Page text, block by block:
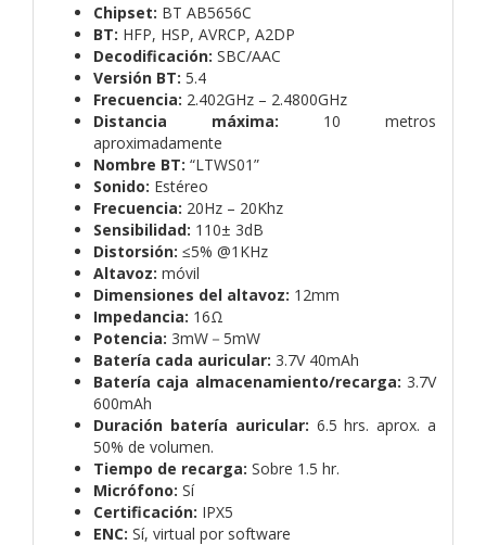
Chipset: BT AB5656C
BT: HFP, HSP, AVRCP, A2DP
Decodificación: SBC/AAC
Versión BT: 5.4
Frecuencia: 2.402GHz – 2.4800GHz
Distancia máxima:
10 metros
aproximadamente
Nombre BT: “LTWS01”
Sonido: Estéreo
Frecuencia: 20Hz – 20Khz
Sensibilidad: 110± 3dB
Distorsión: ≤5% @1KHz
Altavoz: móvil
Dimensiones del altavoz: 12mm
Impedancia: 16Ω
Potencia: 3mW－5mW
Batería cada auricular: 3.7V 40mAh
Batería caja almacenamiento/recarga: 3.7V
600mAh
Duración batería auricular: 6.5 hrs. aprox. a
50% de volumen.
Tiempo de recarga: Sobre 1.5 hr.
Micrófono: Sí
Certificación: IPX5
ENC: Sí, virtual por software